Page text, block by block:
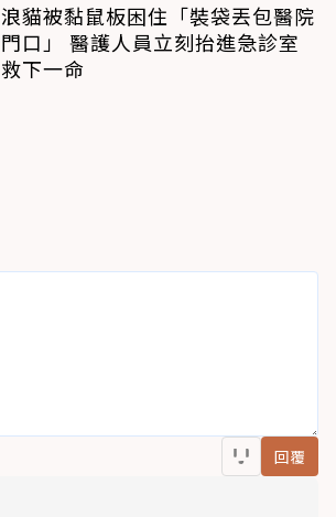
浪貓被黏鼠板困住「裝袋丟包醫院
門口」 醫護人員立刻抬進急診室
救下一命
回覆